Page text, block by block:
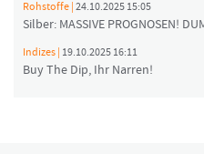
Rohstoffe | 24.10.2025 15:05
Silber: MASSIVE PROGNOSEN!
Indizes | 19.10.2025 16:11
Buy The Dip, Ihr Narren!